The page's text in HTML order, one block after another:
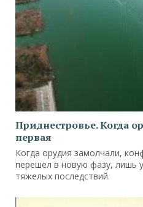
Приднестровье. Когда
первая
Когда орудия замолчали,
перешел в новую фазу, лишь
тяжелых последствий.